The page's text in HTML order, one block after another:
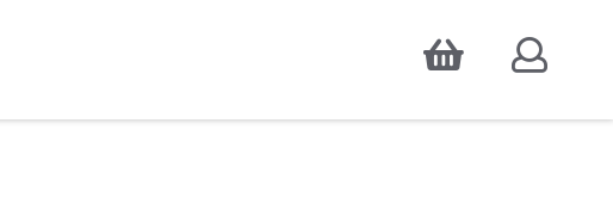
Accepter
de statistiques d'audience, ainsi que pour